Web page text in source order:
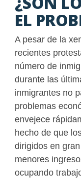
EL
A pesar de la
recientes
número de
durante las
inmigrantes no
problemas
envejece
hecho de que
dirigidos en
menores
ocupando